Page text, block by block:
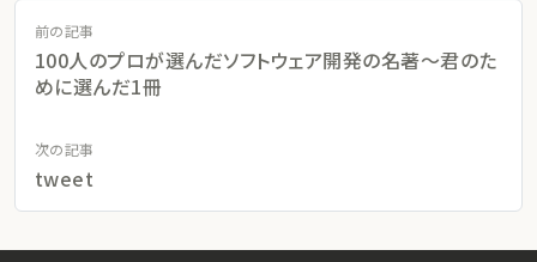
前の記事
100人のプロが選んだソフトウェア開発の名著〜君のた
めに選んだ1冊
次の記事
tweet